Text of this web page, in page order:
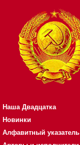
Наша Двадцатка
Новинки
Алфавитный указатель